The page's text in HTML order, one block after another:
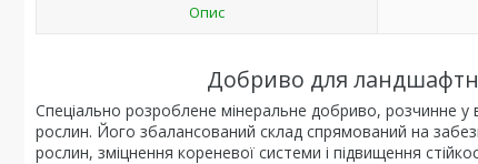
Опис
Добриво для
Спеціально розроблене мінеральне добриво, розчинне
рослин. Його збалансований склад спрямований на
рослин, зміцнення кореневої системи і підвищення